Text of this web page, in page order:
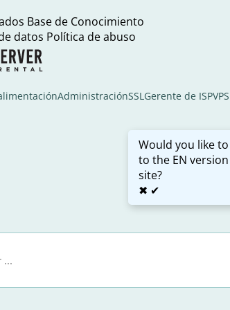
Base de Conocimiento
datos Política de abuso
Would you like
to the EN
site?
✖ ✔
AdministraciónSSL Gerente de ISP
Base
Instrucciones